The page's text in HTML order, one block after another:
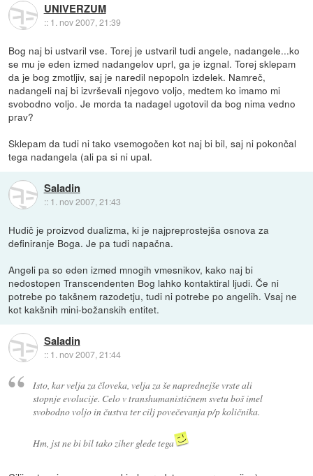
UNIVERZUM
:: 1. nov 2007, 21:39
Bog naj bi ustvaril vse. Torej je ustvaril tudi angele, nadangele...ko
se mu je eden izmed nadangelov uprl, ga je izgnal. Torej sklepam
da je bog zmotljiv, saj je naredil nepopoln izdelek. Namreč,
nadangeli naj bi izvrševali njegovo voljo, medtem ko imamo mi
svobodno voljo. Je morda ta nadagel ugotovil da bog nima vedno
prav?
Sklepam da tudi ni tako vsemogočen kot naj bi bil, saj ni pokončal
tega nadangela (ali pa si ni upal.
Saladin
:: 1. nov 2007, 21:43
Hudič je proizvod dualizma, ki je najpreprostejša osnova za
definiranje Boga. Je pa tudi napačna.
Angeli pa so eden izmed mnogih vmesnikov, kako naj bi
nedostopen Transcendenten Bog lahko kontaktiral ljudi. Če ni
potrebe po takšnem razodetju, tudi ni potrebe po angelih. Vsaj ne
kot kakšnih mini-božanskih entitet.
Saladin
:: 1. nov 2007, 21:44
Isto, kar velja za človeka, velja za še naprednejše vrste ali
stopnje evolucije. Celo v transhumanističnem svetu boš imel
svobodno voljo in čustva ter cilj povečevanja p/p količnika.
Hm, jst ne bi bil tako ziher glede tega